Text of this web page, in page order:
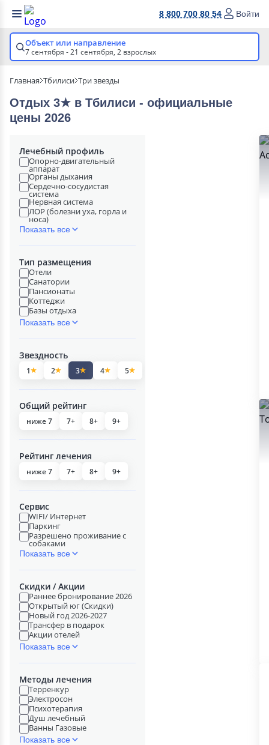
8 800 700 80 54 Войти
Объект или направление
7 сентября - 21 сентября, 2 взрослых
Главная Тбилиси Три звезды
Отдых 3★ в Тбилиси - официальные
цены 2026
Лечебный профиль
Опорно-двигательный
аппарат
Органы дыхания
Сердечно-сосудистая
система
Нервная система
ЛОР (болезни уха, горла и
носа)
Показать все
Тип размещения
Отели
Санатории
Пансионаты
Коттеджи
Базы отдыха
Показать все
Звездность
1 2 3 4 5
Общий рейтинг
ниже 7 7+ 8+ 9+
Рейтинг лечения
ниже 7 7+ 8+ 9+
Сервис
WIFI/ Интернет
Паркинг
Разрешено проживание с
собаками
Показать все
Скидки / Акции
Раннее бронирование 2026
Открытый юг (Скидки)
Новый год 2026-2027
Трансфер в подарок
Акции отелей
Показать все
Методы лечения
Терренкур
Электросон
Психотерапия
Душ лечебный
Ванны Газовые
Показать все